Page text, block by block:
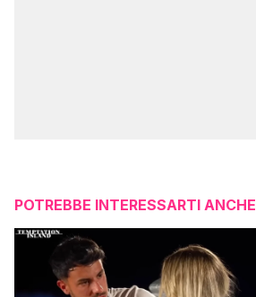
POTREBBE INTERESSARTI ANCHE